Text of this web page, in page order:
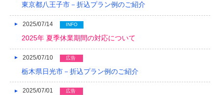
2017/10
2017/08
2017/07
2017/06
東京都八王子市－折込プラン例のご紹介
2025/07/14 INFO
2025年 夏季休業期間の対応について
2025/07/10 広告
栃木県日光市－折込プラン例のご紹介
2025/07/01 広告